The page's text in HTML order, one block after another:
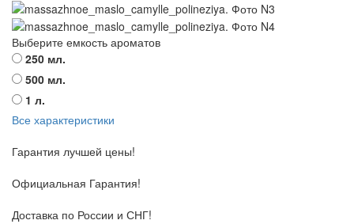
Выберите емкость ароматов
250 мл.
500 мл.
1 л.
Все характеристики
Гарантия лучшей цены!
Официальная Гарантия!
Доставка по России и СНГ!